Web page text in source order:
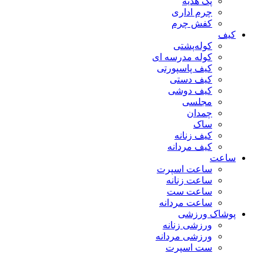
چرم اداری
کفش چرم
کیف
کوله‌پشتی
کوله مدرسه ای
کیف پاسپورتی
کیف دستی
کیف دوشی
مجلسی
چمدان
ساک
کیف زنانه
کیف مردانه
ساعت
ساعت اسپرت
ساعت زنانه
ساعت ست
ساعت مردانه
پوشاک ورزشی
ورزشی زنانه
ورزشی مردانه
ست اسپرت